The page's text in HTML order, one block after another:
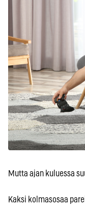
Mutta ajan kuluessa
Kaksi kolmasosaa